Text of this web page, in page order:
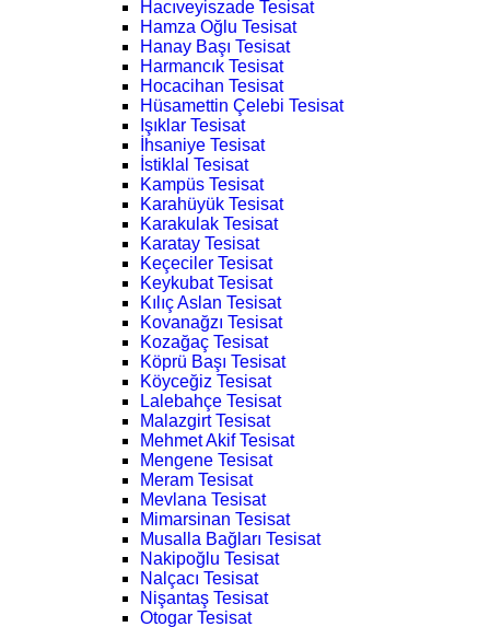
Hacıveyiszade Tesisat
Hamza Oğlu Tesisat
Hanay Başı Tesisat
Harmancık Tesisat
Hocacihan Tesisat
Hüsamettin Çelebi Tesisat
Işıklar Tesisat
İhsaniye Tesisat
İstiklal Tesisat
Kampüs Tesisat
Karahüyük Tesisat
Karakulak Tesisat
Karatay Tesisat
Keçeciler Tesisat
Keykubat Tesisat
Kılıç Aslan Tesisat
Kovanağzı Tesisat
Kozağaç Tesisat
Köprü Başı Tesisat
Köyceğiz Tesisat
Lalebahçe Tesisat
Malazgirt Tesisat
Mehmet Akif Tesisat
Mengene Tesisat
Meram Tesisat
Mevlana Tesisat
Mimarsinan Tesisat
Musalla Bağları Tesisat
Nakipoğlu Tesisat
Nalçacı Tesisat
Nişantaş Tesisat
Otogar Tesisat